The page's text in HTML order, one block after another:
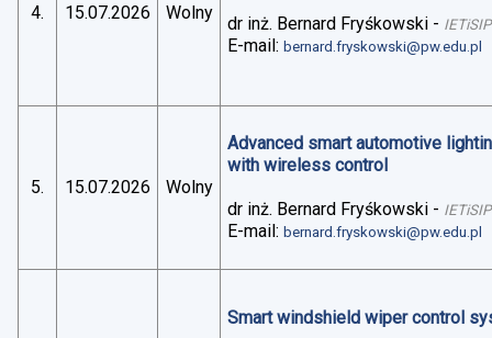
4. 15.07.2026 Wolny
dr inż. Bernard Fryśkowski - IETiSIP
E-mail:bernard.fryskowski@pw.edu.pl
5. 15.07.2026 Wolny
Advanced smart automotive
with wireless control
dr inż. Bernard Fryśkowski - IETiSIP
E-mail:bernard.fryskowski@pw.edu.pl
Smart windshield wiper control